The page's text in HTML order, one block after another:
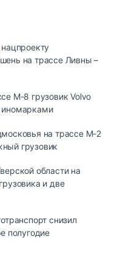
на трассе Ливны –
М-8 грузовик Volvo
иномарками
на трассе М-2
грузовик
области на
и две
снизил
полугодие